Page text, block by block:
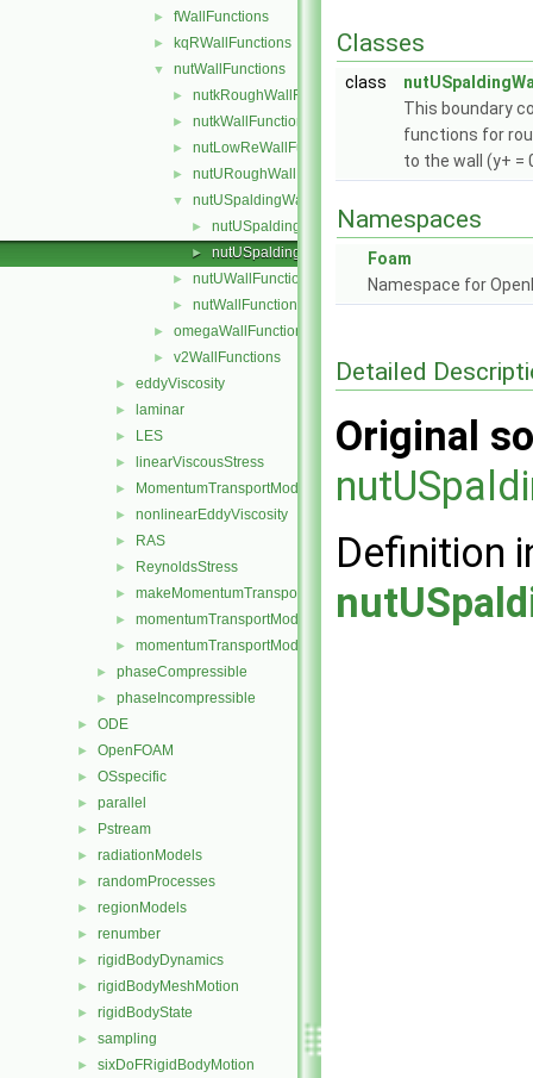
► fWallFunctions
► kqRWallFunctions
▼ nutWallFunctions
► nutkRoughWallFunction
► nutkWallFunction
► nutLowReWallFunction
► nutURoughWallFunction
▼ nutUSpaldingWallFunction
► nutUSpaldingWallFunctionFvPatchScalarField.C
► nutUSpaldingWallFunctionFvPatchScalarField.H
► nutUWallFunction
► nutWallFunction
► omegaWallFunctions
► v2WallFunctions
► eddyViscosity
► laminar
► LES
► linearViscousStress
► MomentumTransportModel
► nonlinearEddyViscosity
► RAS
► ReynoldsStress
► makeMomentumTransportModel.H
► momentumTransportModel.C
► momentumTransportModel.H
► phaseCompressible
► phaseIncompressible
► ODE
► OpenFOAM
► OSspecific
► parallel
► Pstream
► radiationModels
► randomProcesses
► regionModels
► renumber
► rigidBodyDynamics
► rigidBodyMeshMotion
► rigidBodyState
► sampling
► sixDoFRigidBodyMotion
Classes
class
This boundary
functions for
to the wall (y+ =
Namespaces
Foam
Namespace for
Detailed
Original
Definition